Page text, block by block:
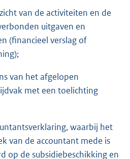
van de activiteiten en de
uitgaven en
(financieel verslag of
van het afgelopen
met een toelichting
waarbij het
van de accountant mede is
op de subsidiebeschikking en